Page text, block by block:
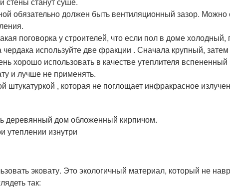
обязательно должен быть вентиляционный зазор. Можно
поговорка у строителей, что если пол в доме холодный,
используйте две фракции . Сначала крупный, затем
хорошо использовать в качестве утеплителя
и лучше не применять.
штукатуркой , которая не поглощает инфракрасное
эковату. Это экологичный материал, который не
так: